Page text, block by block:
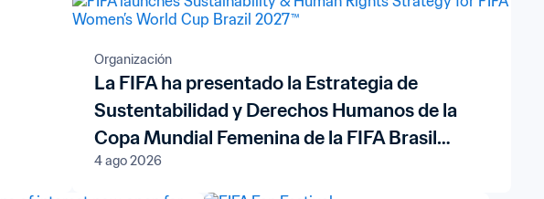
Organización
La FIFA ha presentado la Estrategia de
Sustentabilidad y Derechos Humanos de la
Copa Mundial Femenina de la FIFA Brasil
2027™
4 ago 2026